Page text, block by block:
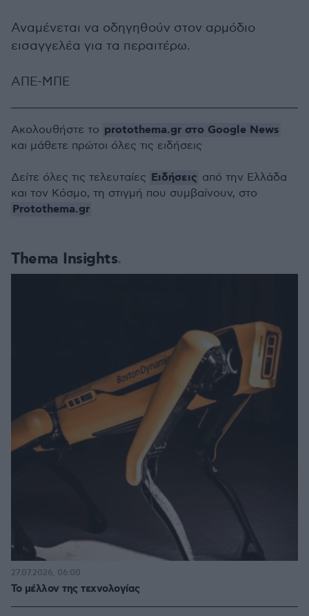
Αναμένεται να οδηγηθούν στον αρμόδιο
εισαγγελέα για τα περαιτέρω.
ΑΠΕ-ΜΠΕ
Thema Insights
Το μέλλον της τεχνολογίας
27.07.2026, 06:00
Ακολουθήστε το protothema.gr στο Google News
και μάθετε πρώτοι όλες τις ειδήσεις
Δείτε όλες τις τελευταίες Ειδήσεις από την Ελλάδα
και τον Κόσμο, τη στιγμή που συμβαίνουν, στο
Protothema.gr